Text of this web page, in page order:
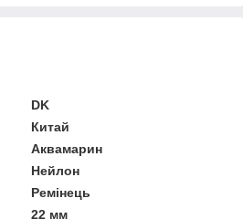
DK
Китай
Аквамарин
Нейлон
Ремінець
22 мм